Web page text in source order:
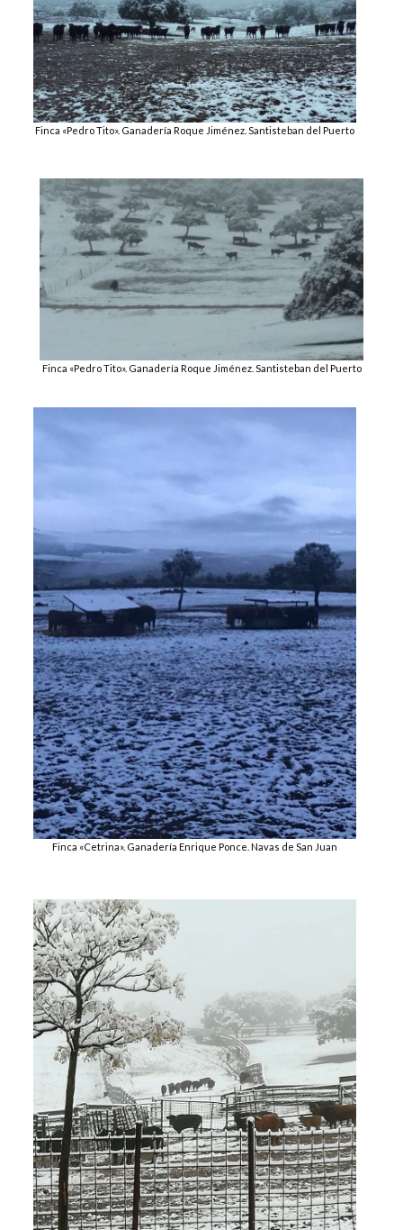
Finca «Pedro Tito». Ganadería Roque Jiménez. Santisteban del Puerto
Finca «Pedro Tito». Ganadería Roque Jiménez. Santisteban del Puerto
Finca «Cetrina». Ganadería Enrique Ponce. Navas de San Juan